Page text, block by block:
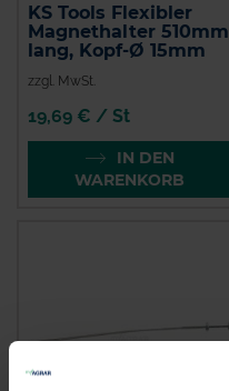
KS Tools Flexibler
Magnethalter 510mm
lang, Kopf-Ø 15mm
zzgl. MwSt.
19,69 € / St
IN DEN
WARENKORB